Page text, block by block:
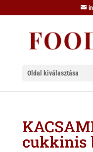
Oldal kiválasztása
cukkinis